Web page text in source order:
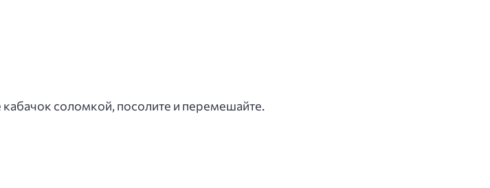
соломкой, посолите и перемешайте.